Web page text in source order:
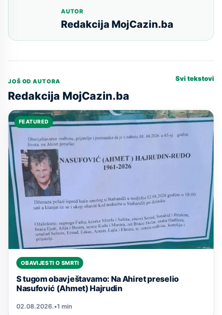
AUTOR
Redakcija MojCazin.ba
JOŠ OD AUTORA
Redakcija MojCazin.ba
Svi tekstovi
FEATURED
OBAVIJESTI O SMRTI
S tugom obavještavamo: Na Ahiret preselio
Nasufović (Ahmet) Hajrudin
02.08.2026.•1 min